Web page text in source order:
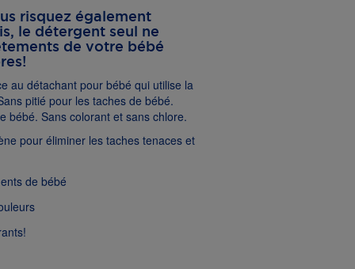
risquez également
le détergent seul ne
de votre bébé
au détachant pour bébé qui utilise la
pitié pour les taches de bébé.
bébé. Sans colorant et sans chlore.
pour éliminer les taches tenaces et
de bébé